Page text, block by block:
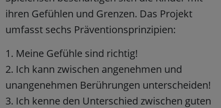
ihren Gefühlen und Grenzen. Das Projekt
umfasst sechs Präventionsprinzipien:
1. Meine Gefühle sind richtig!
2. Ich kann zwischen angenehmen und
unangenehmen Berührungen unterscheiden!
3. Ich kenne den Unterschied zwischen guten